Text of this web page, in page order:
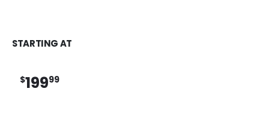
STARTING AT
$19999